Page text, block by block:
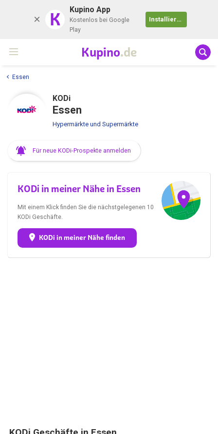
K Kupino App
Kostenlos bei Google
Play
Installieren
Kupino.de
Essen
KODi
Essen
Hypermärkte und Supermärkte
Für neue KODi-Prospekte anmelden
KODi in meiner Nähe in Essen
Mit einem Klick finden Sie die nächstgelegenen 10
KODi Geschäfte.
KODi in meiner Nähe finden